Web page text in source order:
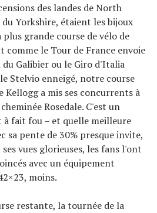
des landes de North
Yorkshire, étaient les bijoux
grande course de vélo de
comme le Tour de France envoie
du Galibier ou le Giro d'Italia
Stelvio enneigé, notre course
Kellogg a mis ses concurrents à
Rosedale. C'est un
fait fou – et quelle meilleure
sa pente de 30% presque invite,
vues glorieuses, les fans l'ont
avec un équipement
moins.
restante, la tournée de la